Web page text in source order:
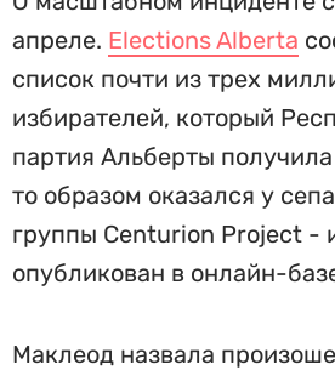
апреле. Elections Alberta
список почти из трех
избирателей, который
партия Альберты
то образом оказался у
группы Centurion Project -
опубликован в онлайн-
Маклеод назвала